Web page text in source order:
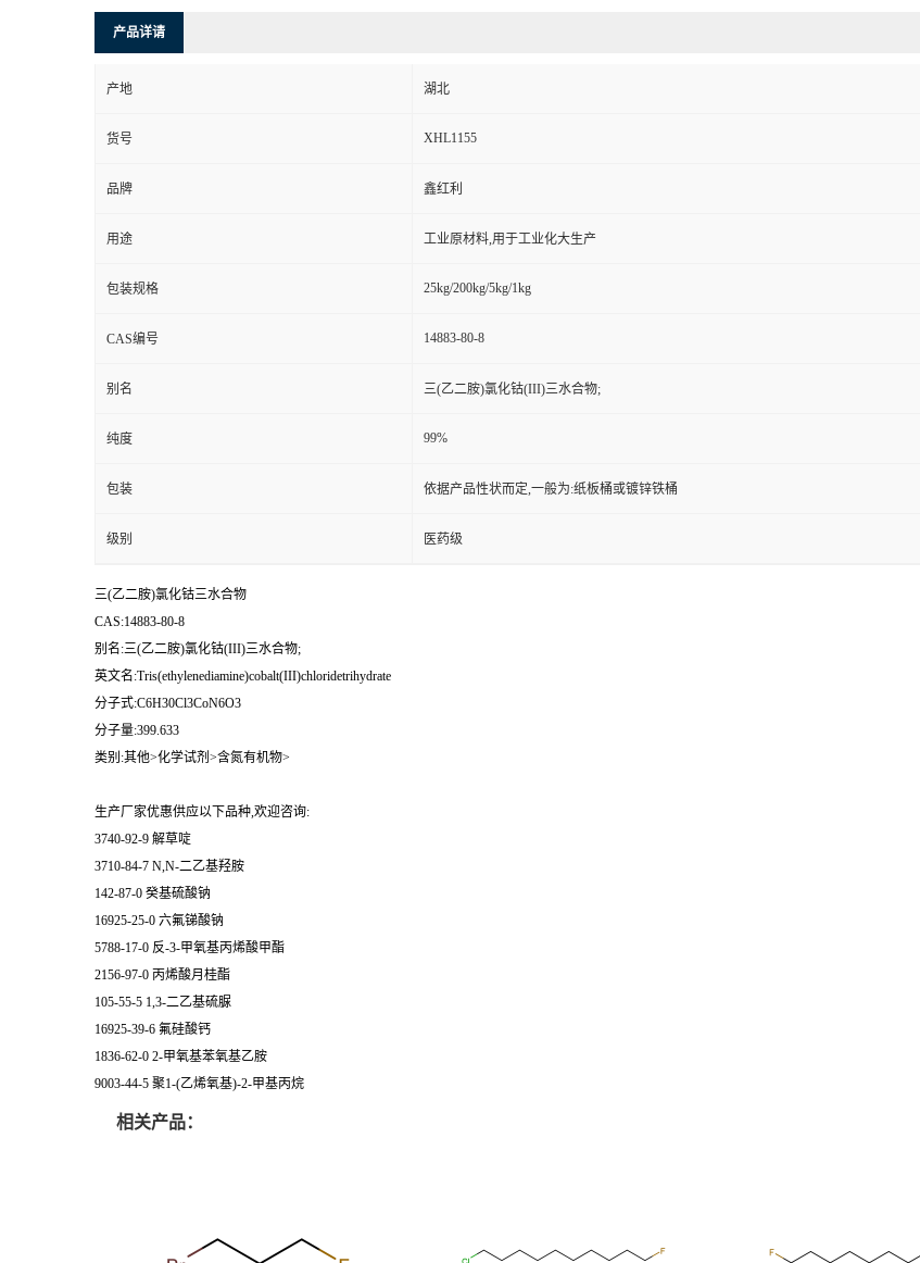
产品详请
产地 湖北
货号 XHL1155
品牌 鑫红利
用途 工业原材料,用于工业化大生产
包装规格 25kg/200kg/5kg/1kg
CAS编号 14883-80-8
别名 三(乙二胺)氯化钴(III)三水合物;
纯度 99%
包装 依据产品性状而定,一般为:纸板桶或镀锌铁桶
级别 医药级
三(乙二胺)氯化钴三水合物
CAS:14883-80-8
别名:三(乙二胺)氯化钴(III)三水合物;
英文名:Tris(ethylenediamine)cobalt(III)chloridetrihydrate
分子式:C6H30Cl3CoN6O3
分子量:399.633
类别:其他>化学试剂>含氮有机物>
生产厂家优惠供应以下品种,欢迎咨询:
3740-92-9 解草啶
3710-84-7 N,N-二乙基羟胺
142-87-0 癸基硫酸钠
16925-25-0 六氟锑酸钠
5788-17-0 反-3-甲氧基丙烯酸甲酯
2156-97-0 丙烯酸月桂酯
105-55-5 1,3-二乙基硫脲
16925-39-6 氟硅酸钙
1836-62-0 2-甲氧基苯氧基乙胺
9003-44-5 聚1-(乙烯氧基)-2-甲基丙烷
相关产品：